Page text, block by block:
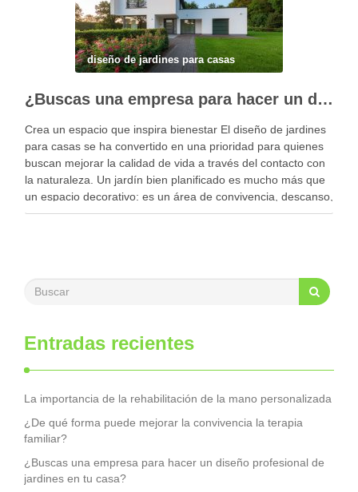
diseño de jardines para casas
¿Buscas una empresa para hacer un diseño profesional de jardines en tu casa?
Crea un espacio que inspira bienestar El diseño de jardines
para casas se ha convertido en una prioridad para quienes
buscan mejorar la calidad de vida a través del contacto con
la naturaleza. Un jardín bien planificado es mucho más que
un espacio decorativo: es un área de convivencia, descanso,
…
Entradas recientes
La importancia de la rehabilitación de la mano personalizada
¿De qué forma puede mejorar la convivencia la terapia
familiar?
¿Buscas una empresa para hacer un diseño profesional de
jardines en tu casa?